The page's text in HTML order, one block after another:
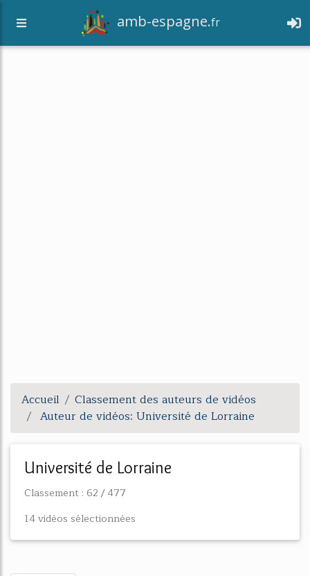
amb-espagne.fr
Accueil
Classement des auteurs de vidéos
Auteur de vidéos: Université de Lorraine
Université de Lorraine
Classement : 62 / 477
14 vidéos sélectionnées